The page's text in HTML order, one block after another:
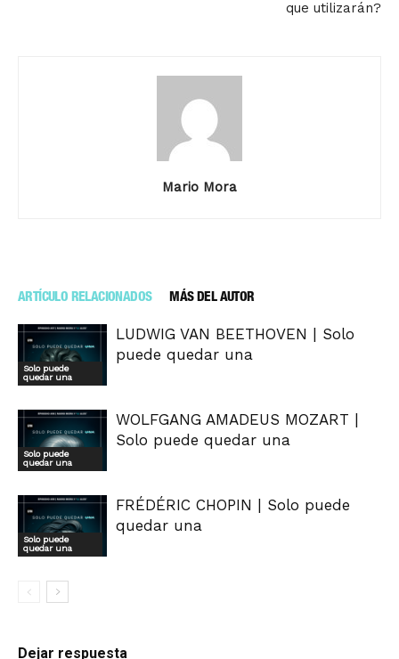
que utilizarán?
Mario Mora
ARTÍCULO RELACIONADOS MÁS DEL AUTOR
Solo puede
quedar una
LUDWIG VAN BEETHOVEN | Solo
puede quedar una
Solo puede
quedar una
WOLFGANG AMADEUS MOZART |
Solo puede quedar una
Solo puede
quedar una
FRÉDÉRIC CHOPIN | Solo puede
quedar una
Dejar respuesta